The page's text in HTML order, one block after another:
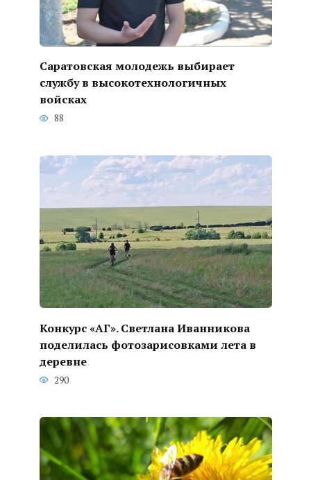
Саратовская молодежь выбирает
службу в высокотехнологичных
войсках
88
Конкурс «АГ». Светлана Иванникова
поделилась фотозарисовками лета в
деревне
290